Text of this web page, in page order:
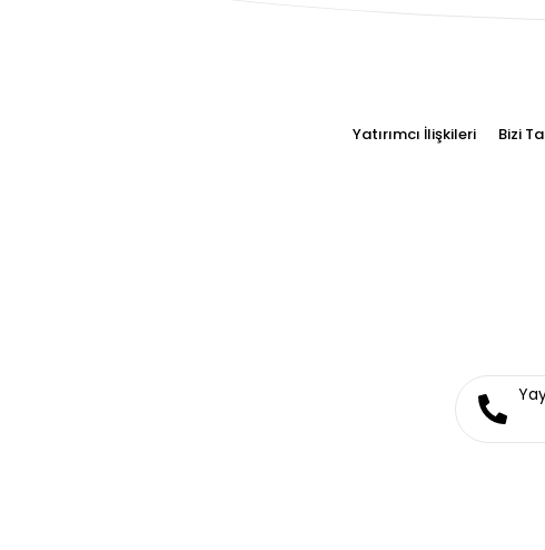
Yatırımcı İlişkileri Bizi